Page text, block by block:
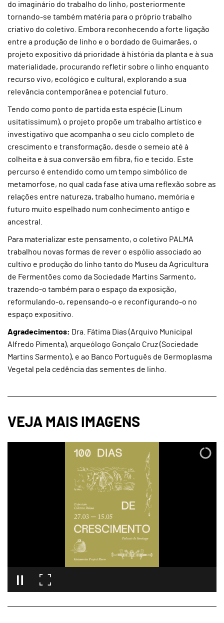
do imaginário do trabalho do linho, posteriormente
tornando-se também matéria para o próprio trabalho
criativo do coletivo. Embora reconhecendo a forte ligação
entre a produção de linho e o bordado de Guimarães, o
projeto expositivo dá prioridade à história da planta e à sua
materialidade, procurando refletir sobre o linho enquanto
recurso vivo, ecológico e cultural, explorando a sua
relevância contemporânea e potencial futuro.
Tendo como ponto de partida esta espécie (Linum
usitatissimum), o projeto propõe um trabalho artístico e
investigativo que acompanha o seu ciclo completo de
crescimento e transformação, desde o semeio até à
colheita e à sua conversão em fibra, fio e tecido. Este
percurso é entendido como um tempo simbólico de
metamorfose, no qual cada fase ativa uma reflexão sobre as
relações entre natureza, trabalho humano, memória e
futuro muito espelhado num conhecimento antigo e
ancestral.
Para materializar este pensamento, o coletivo PALMA
trabalhou novas formas de rever o espólio associado ao
cultivo e produção do linho tanto do Museu da Agricultura
de Fermentões como da Sociedade Martins Sarmento,
trazendo-o também para o espaço da exposição,
reformulando-o, repensando-o e reconfigurando-o no
espaço expositivo.
Agradecimentos: Dra. Fátima Dias (Arquivo Municipal
Alfredo Pimenta), arqueólogo Gonçalo Cruz (Sociedade
Martins Sarmento), e ao Banco Português de Germoplasma
Vegetal pela cedência das sementes de linho.